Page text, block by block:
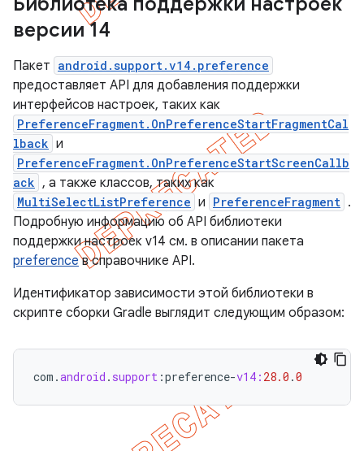
версии 14
Пакет android.support.v14.preference
предоставляет API для добавления поддержки
интерфейсов настроек, таких как
PreferenceFragment.OnPreferenceStartFragmentCal
lback и
PreferenceFragment.OnPreferenceStartScreenCallb
ack , а также классов, таких как
MultiSelectListPreference и PreferenceFragment .
Подробную информацию об API библиотеки
поддержки настроек v14 см. в описании пакета
preferenceв справочнике API.
Идентификатор зависимости этой библиотеки в
скрипте сборки Gradle выглядит следующим образом:
com .android . support :preference-v14: 28.0 .0